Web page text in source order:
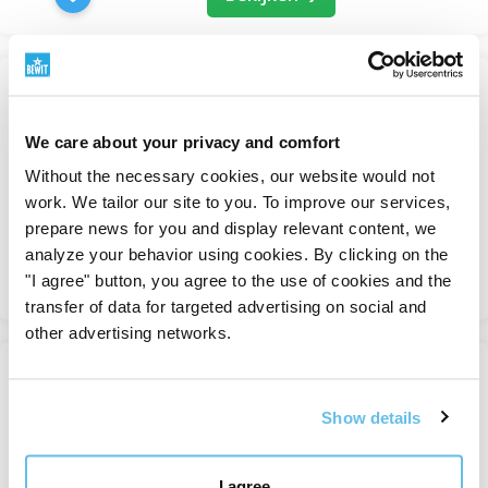
We care about your privacy and comfort
Without the necessary cookies, our website would not
work. We tailor our site to you. To improve our services,
prepare news for you and display relevant content, we
analyze your behavior using cookies. By clicking on the
"I agree" button, you agree to the use of cookies and the
transfer of data for targeted advertising on social and
other advertising networks.
Show details
innerlijke wereld.
hartsharmonie
Wanneer het hart klopt in het ritme van rust, wordt het
leven vloeiender. We nemen meer waar, ademen dieper,
handelen vriendelijker. BEWIT-geuren en -rituelen
helpen een ruimte te creëren waar degeest tot rust
komt en het hart kan spreken.
Aromatherapie en BEWIT-superfoods begeleiden deze
weg zachtjes, met respect en eerbied voor het
natuurlijke ritme van lichaam en ziel.
Elixir van jeugd en vitaliteit
(Carbon Elixir)
Op voorraad
2 627 Kč
Bekijken
PRAWTEIN® –
superfoodmengsels